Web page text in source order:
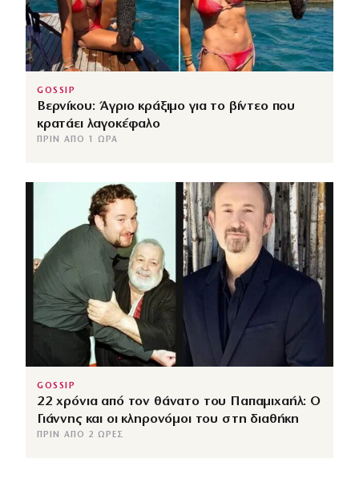
GOSSIP
Βερνίκου: Άγριο κράξιμο για το βίντεο που
κρατάει λαγοκέφαλο
ΠΡΙΝ ΑΠΌ 1 ΏΡΑ
GOSSIP
22 χρόνια από τον θάνατο του Παπαμιχαήλ: Ο
Γιάννης και οι κληρονόμοι του στη διαθήκη
ΠΡΙΝ ΑΠΌ 2 ΏΡΕΣ